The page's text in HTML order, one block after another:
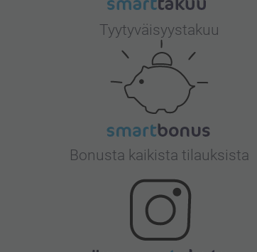
Tyytyväisyystakuu
Bonusta kaikista tilauksista